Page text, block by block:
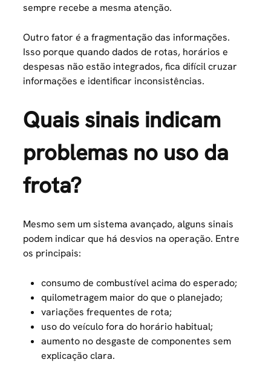
sempre recebe a mesma atenção.
Outro fator é a fragmentação das informações.
Isso porque quando dados de rotas, horários e
despesas não estão integrados, fica difícil cruzar
informações e identificar inconsistências.
Quais sinais indicam
problemas no uso da
frota?
Mesmo sem um sistema avançado, alguns sinais
podem indicar que há desvios na operação. Entre
os principais:
consumo de combustível acima do esperado;
quilometragem maior do que o planejado;
variações frequentes de rota;
uso do veículo fora do horário habitual;
aumento no desgaste de componentes sem
explicação clara.